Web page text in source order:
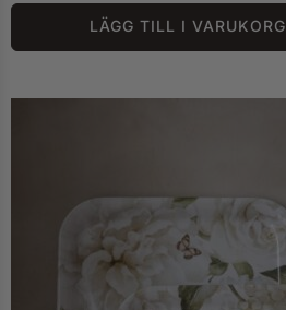
LÄGG TILL I VARUKORG